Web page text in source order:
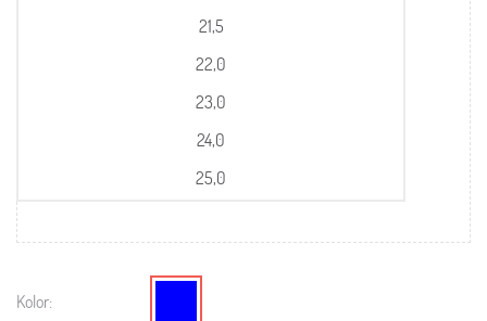
21,5
22,0
23,0
24,0
25,0
Kolor: